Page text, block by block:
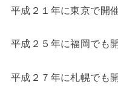
平成２１年に東京で開
平成２５年に福岡でも
平成２７年に札幌でも